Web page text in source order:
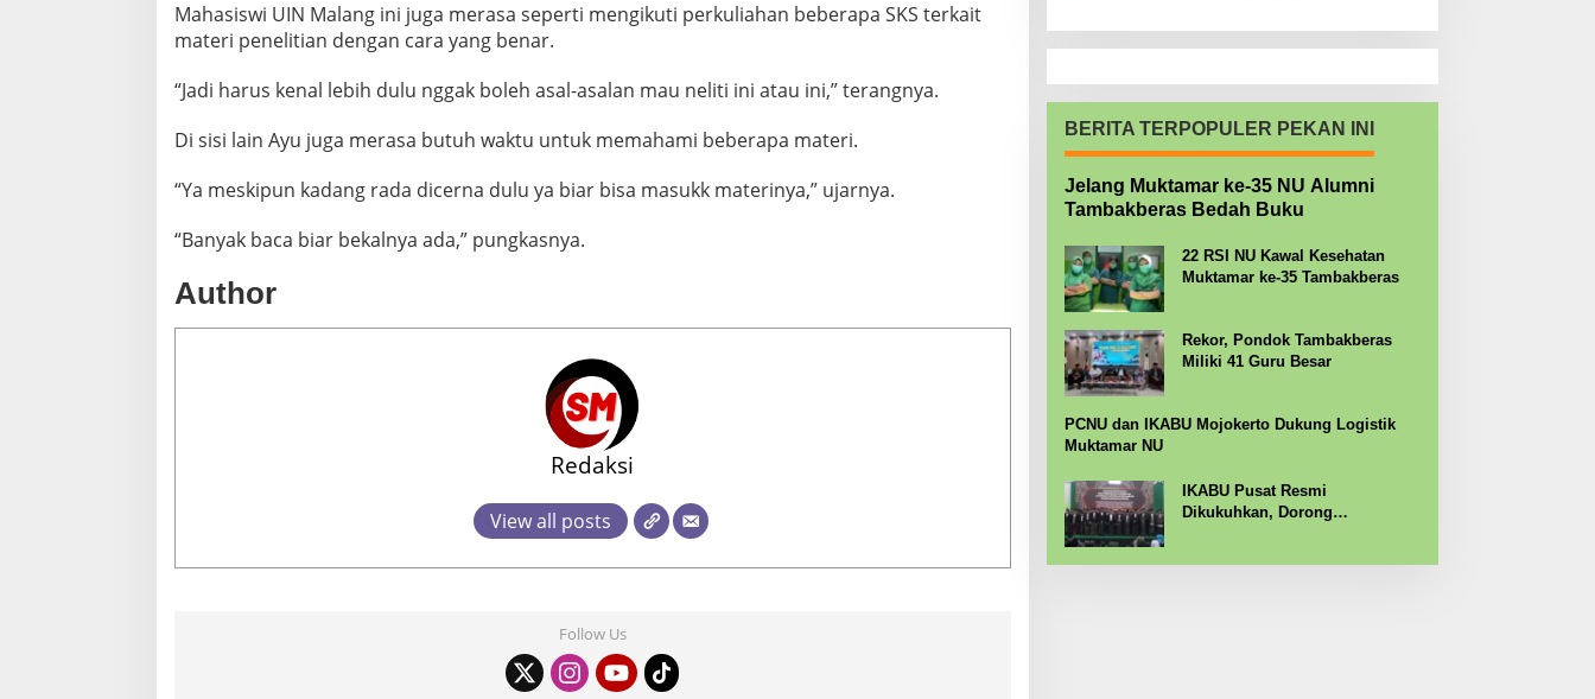
Mahasiswi UIN Malang ini juga merasa seperti mengikuti perkuliahan beberapa SKS terkait
materi penelitian dengan cara yang benar.
“Jadi harus kenal lebih dulu nggak boleh asal-asalan mau neliti ini atau ini,” terangnya.
Di sisi lain Ayu juga merasa butuh waktu untuk memahami beberapa materi.
“Ya meskipun kadang rada dicerna dulu ya biar bisa masukk materinya,” ujarnya.
“Banyak baca biar bekalnya ada,” pungkasnya.
Author
Redaksi
View all posts
Follow Us
BERITA TERPOPULER PEKAN INI
Jelang Muktamar ke-35 NU Alumni
Tambakberas Bedah Buku
22 RSI NU Kawal Kesehatan
Muktamar ke-35 Tambakberas
Rekor, Pondok Tambakberas
Miliki 41 Guru Besar
PCNU dan IKABU Mojokerto Dukung Logistik
Muktamar NU
IKABU Pusat Resmi
Dikukuhkan, Dorong